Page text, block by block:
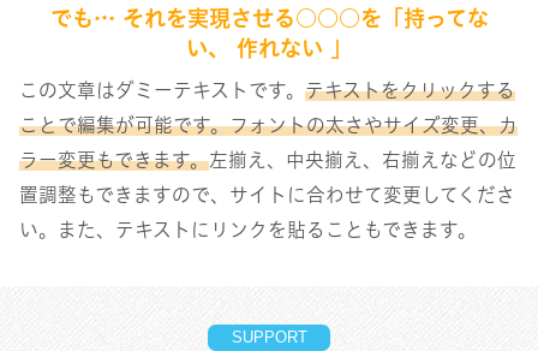
でも… それを実現させる○○○を「持ってな
い、 作れない 」
この文章はダミーテキストです。 テキストをクリックする
ことで編集が可能です。フォントの太さやサイズ変更、カ
ラー変更もできます。左揃え、中央揃え、右揃えなどの位
置調整もできますので、サイトに合わせて変更してくださ
い。また、テキストにリンクを貼ることもできます。
SUPPORT